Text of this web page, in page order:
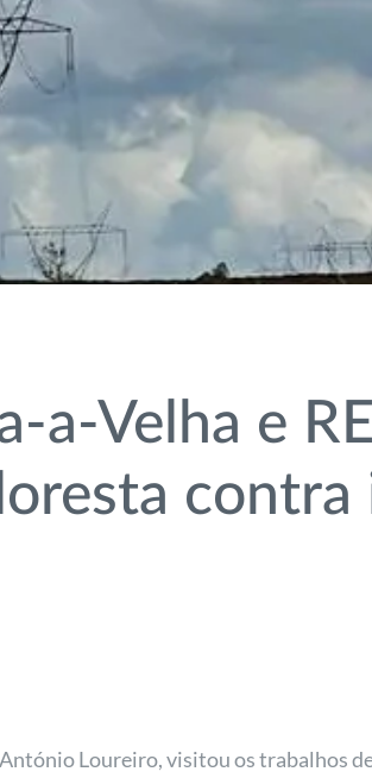
a-Velha e
contra
Loureiro, visitou os trabalhos